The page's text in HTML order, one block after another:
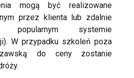
mogą być realizowane
przez klienta lub zdalnie
popularnym systemie
W przypadku szkoleń poza
do ceny zostanie